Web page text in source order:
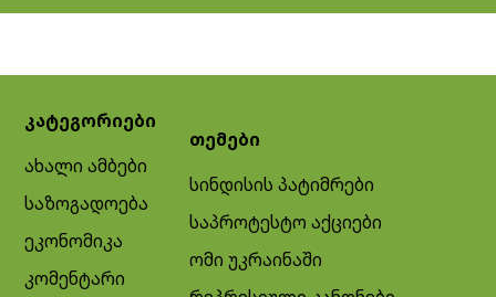
კატეგორიები
ახალი ამბები
საზოგადოება
ეკონომიკა
კომენტარი
თემები
სინდისის პატიმრები
საპროტესტო აქციები
ომი უკრაინაში